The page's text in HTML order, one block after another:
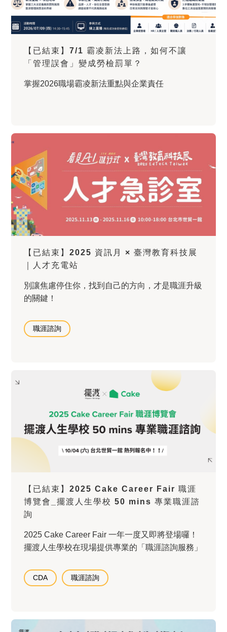
【已結束】7/1 霸凌新法上路，如何不讓
「管理誤會」變成勞檢罰單？
掌握2026職場霸凌新法重點與企業責任
【已結束】2025 資訊月 × 臺灣教育科技展
｜人才充電站
別讓焦慮停住你，找到自己的方向，才是職涯升級
的關鍵！
職涯諮詢
【已結束】2025 Cake Career Fair 職涯
博覽會_擺渡人生學校 50 mins 專業職涯諮
詢
2025 Cake Career Fair 一年一度又即將登場囉！
擺渡人生學校在現場提供專業的「職涯諮詢服務」
CDA 職涯諮詢